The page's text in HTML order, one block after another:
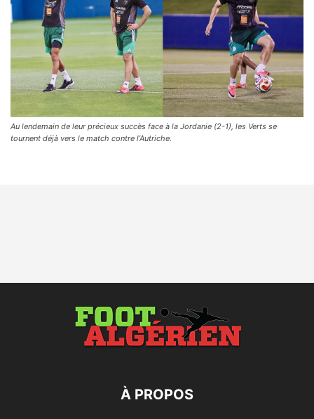
Au lendemain de leur précieux succès face à la Jordanie (2-1), les Verts se
tournent déjà vers le match contre l’Autriche.
À PROPOS